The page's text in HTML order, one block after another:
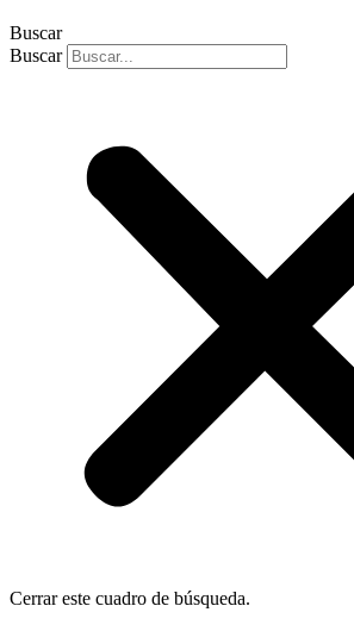
Buscar
Buscar
Cerrar este cuadro de búsqueda.